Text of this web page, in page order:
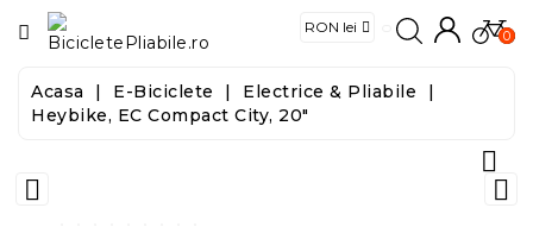
CATEGORIE
Biciclete
Biciclete
0
Acasa E-Biciclete
Electrice & Pliabile
Heybike, EC Compact City, 20"


